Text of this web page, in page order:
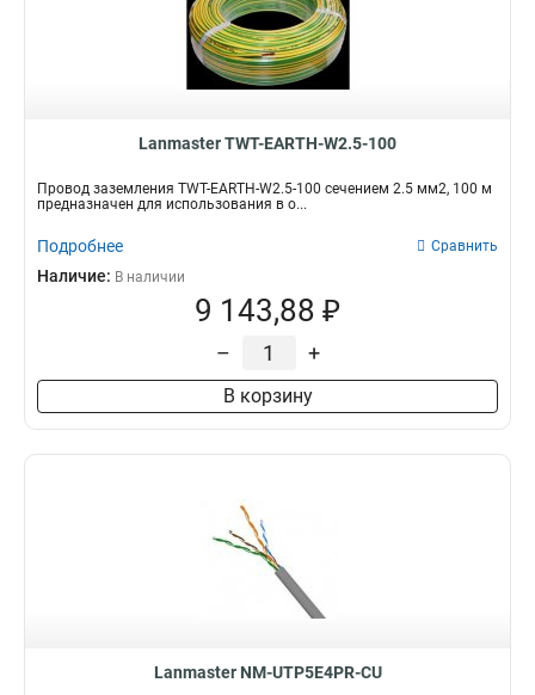
Lanmaster TWT-EARTH-W2.5-100
Провод заземления TWT-EARTH-W2.5-100 сечением 2.5 мм2, 100 м
предназначен для использования в о...
Подробнее Сравнить
Наличие: В наличии
9 143,88 ₽
– +
В корзину
Lanmaster NM-UTP5E4PR-CU